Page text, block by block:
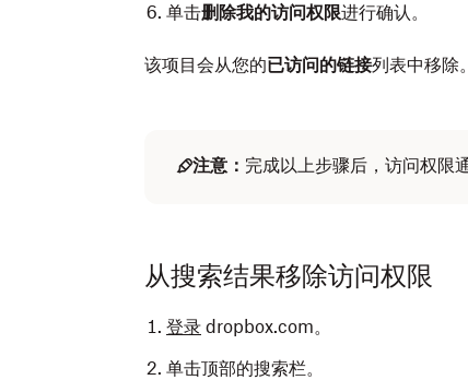
单击删除我的访问权限进行确认。
该项目会从您的已访问的链接列表中移除。
注意： 完成以上步骤后，访问权限
从搜索结果移除访问权限
登录 dropbox.com。
单击顶部的搜索栏。